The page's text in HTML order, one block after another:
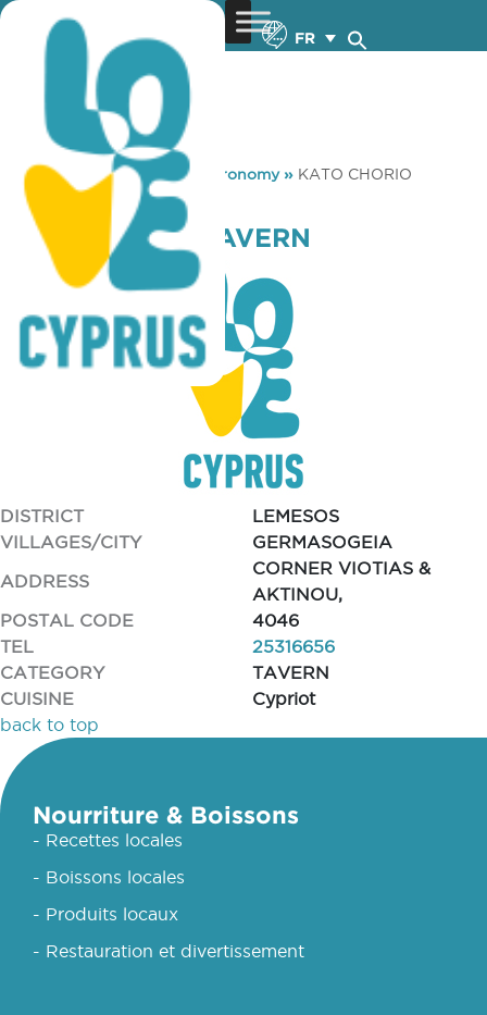
FR
You are here: Home »Gastronomy» KATO CHORIO
TAVERN
KATO CHORIO TAVERN
DISTRICT
LEMESOS
VILLAGES/CITY
GERMASOGEIA
ADDRESS
CORNER VIOTIAS &
AKTINOU,
POSTAL CODE
4046
TEL
25316656
CATEGORY
TAVERN
CUISINE
Cypriot
back to top
Nourriture & Boissons
- Recettes locales
- Boissons locales
- Produits locaux
- Restauration et divertissement